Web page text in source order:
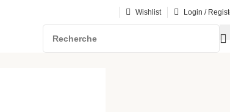
Wishlist Login /